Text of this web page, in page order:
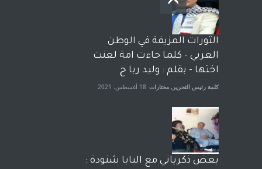
وترافع فيها بنفسه مرة اخرى..
الشيخ طارق يوسف يقهر
الحكومة الأمريكية ، فأعطوه
الجنسية عن يد وهم صاغرون،
آراء حرة مختارات 7 أبريل، 2023
الثورات المزيفة في الوطن
العربي - كلما جاءت امة لعنت
اختها - بقلم : وليد ربا ح
كلمة رئيس التحرير , مختارات 18 أغسطس، 2021
بعض ذكرياتي مع البابا شنودة :